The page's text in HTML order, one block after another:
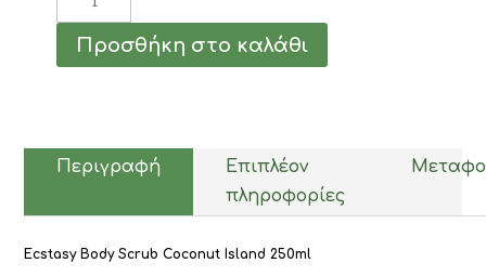
Body
Scrub
250ml
Island
Προσθήκη στο καλάθι
Περιγραφή
Επιπλέον
πληροφορίες
Ecstasy Body Scrub Coconut Island 250ml